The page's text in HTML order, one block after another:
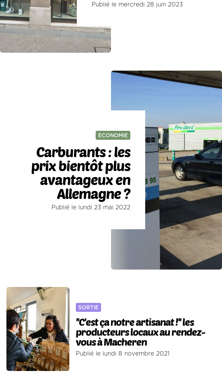
Publié le mercredi 28 juin 2023
ECONOMIE
Carburants : les
prix bientôt plus
avantageux en
Allemagne ?
Publié le lundi 23 mai 2022
SORTIE
''C'est ça notre artisanat !'' les
producteurs locaux au rendez-
vous à Macheren
Publié le lundi 8 novembre 2021